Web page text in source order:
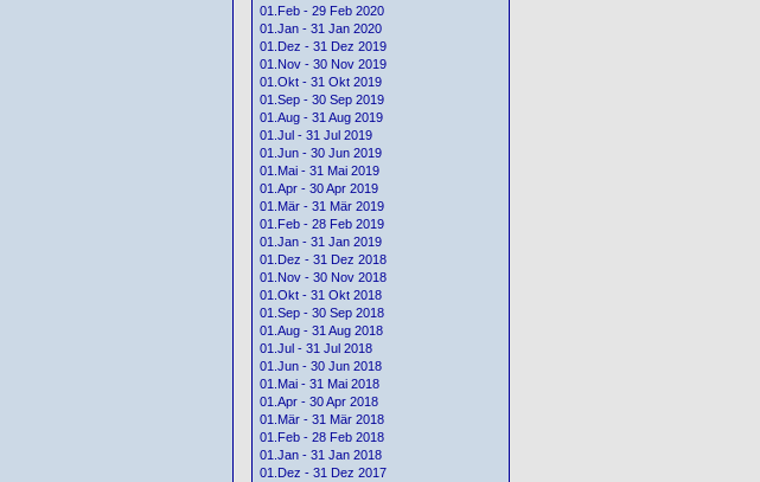
01.Feb - 29 Feb 2020
01.Jan - 31 Jan 2020
01.Dez - 31 Dez 2019
01.Nov - 30 Nov 2019
01.Okt - 31 Okt 2019
01.Sep - 30 Sep 2019
01.Aug - 31 Aug 2019
01.Jul - 31 Jul 2019
01.Jun - 30 Jun 2019
01.Mai - 31 Mai 2019
01.Apr - 30 Apr 2019
01.Mär - 31 Mär 2019
01.Feb - 28 Feb 2019
01.Jan - 31 Jan 2019
01.Dez - 31 Dez 2018
01.Nov - 30 Nov 2018
01.Okt - 31 Okt 2018
01.Sep - 30 Sep 2018
01.Aug - 31 Aug 2018
01.Jul - 31 Jul 2018
01.Jun - 30 Jun 2018
01.Mai - 31 Mai 2018
01.Apr - 30 Apr 2018
01.Mär - 31 Mär 2018
01.Feb - 28 Feb 2018
01.Jan - 31 Jan 2018
01.Dez - 31 Dez 2017